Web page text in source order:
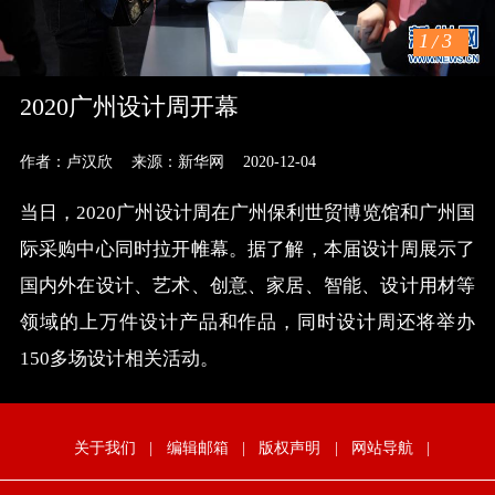
1 /3
2020广州设计周开幕
作者：卢汉欣 来源：新华网 2020-12-04
当日，2020广州设计周在广州保利世贸博览馆和广州国
际采购中心同时拉开帷幕。据了解，本届设计周展示了
国内外在设计、艺术、创意、家居、智能、设计用材等
领域的上万件设计产品和作品，同时设计周还将举办
150多场设计相关活动。
关于我们 | 编辑邮箱 | 版权声明 | 网站导航 |